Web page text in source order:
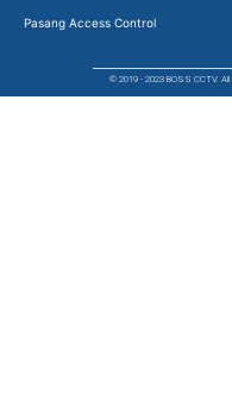
Pasang Access Control
© 2019 - 2023 BOSS CCTV.